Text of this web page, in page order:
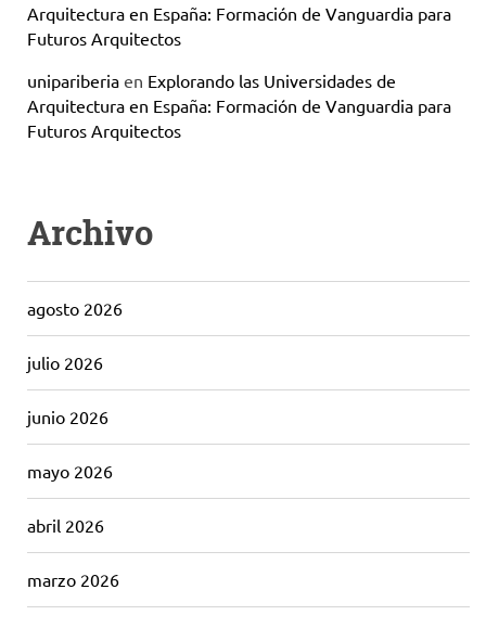
Arquitectura en España: Formación de Vanguardia para
Futuros Arquitectos
unipariberia en Explorando las Universidades de
Arquitectura en España: Formación de Vanguardia para
Futuros Arquitectos
Archivo
agosto 2026
julio 2026
junio 2026
mayo 2026
abril 2026
marzo 2026